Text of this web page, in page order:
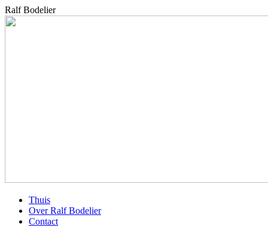
Ralf Bodelier
Thuis
Over Ralf Bodelier
Contact